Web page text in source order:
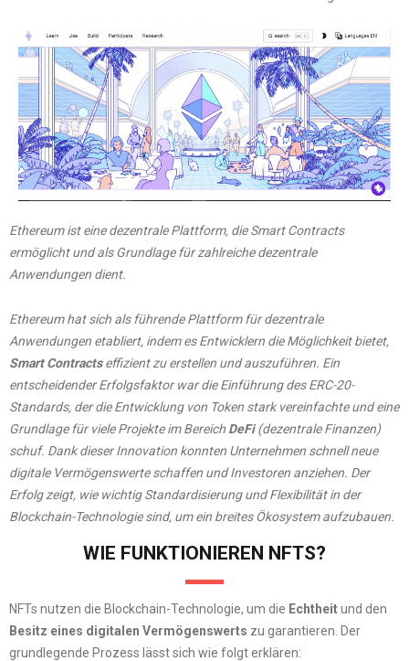
Ethereum ist eine dezentrale Plattform, die Smart Contracts
ermöglicht und als Grundlage für zahlreiche dezentrale
Anwendungen dient.
Ethereum hat sich als führende Plattform für dezentrale
Anwendungen etabliert, indem es Entwicklern die Möglichkeit bietet,
Smart Contractseffizient zu erstellen und auszuführen. Ein
entscheidender Erfolgsfaktor war die Einführung des ERC-20-
Standards, der die Entwicklung von Token stark vereinfachte und eine
Grundlage für viele Projekte im Bereich DeFi(dezentrale Finanzen)
schuf. Dank dieser Innovation konnten Unternehmen schnell neue
digitale Vermögenswerte schaffen und Investoren anziehen. Der
Erfolg zeigt, wie wichtig Standardisierung und Flexibilität in der
Blockchain-Technologie sind, um ein breites Ökosystem aufzubauen.
WIE FUNKTIONIEREN NFTS?
NFTs nutzen die Blockchain-Technologie, um die Echtheitund den
Besitz eines digitalen Vermögenswerts zu garantieren. Der
grundlegende Prozess lässt sich wie folgt erklären: